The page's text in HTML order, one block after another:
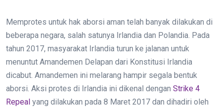
Memprotes untuk hak aborsi aman telah banyak dilakukan di
beberapa negara, salah satunya Irlandia dan Polandia. Pada
tahun 2017, masyarakat Irlandia turun ke jalanan untuk
menuntut Amandemen Delapan dari Konstitusi Irlandia
dicabut. Amandemen ini melarang hampir segala bentuk
aborsi. Aksi protes di Irlandia ini dikenal dengan Strike 4
Repeal yang dilakukan pada 8 Maret 2017 dan dihadiri oleh